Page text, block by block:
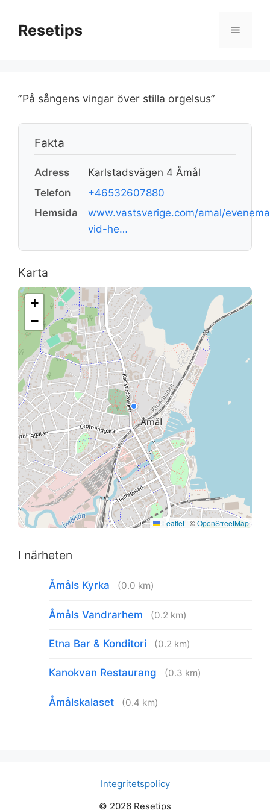
innehållResetips Meny
”På sångens vingar över stilla orgelsus”
Fakta
Adress
Karlstadsvägen 4 Åmål
Telefon
+46532607880
Hemsida
www.vastsverige.com/amal/
vid-he…
Karta
+
−
Leaflet | ©OpenStreetMap
I närheten
Åmåls Kyrka (0.0 km)
Åmåls Vandrarhem (0.2 km)
Etna Bar & Konditori (0.2 km)
Kanokvan Restaurang (0.3 km)
Åmålskalaset (0.4 km)
Integritetspolicy
© 2026 Resetips